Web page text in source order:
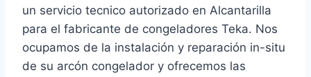
un servicio tecnico autorizado en Alcantarilla
para el fabricante de congeladores Teka. Nos
ocupamos de la instalación y reparación in-situ
de su arcón congelador y ofrecemos las